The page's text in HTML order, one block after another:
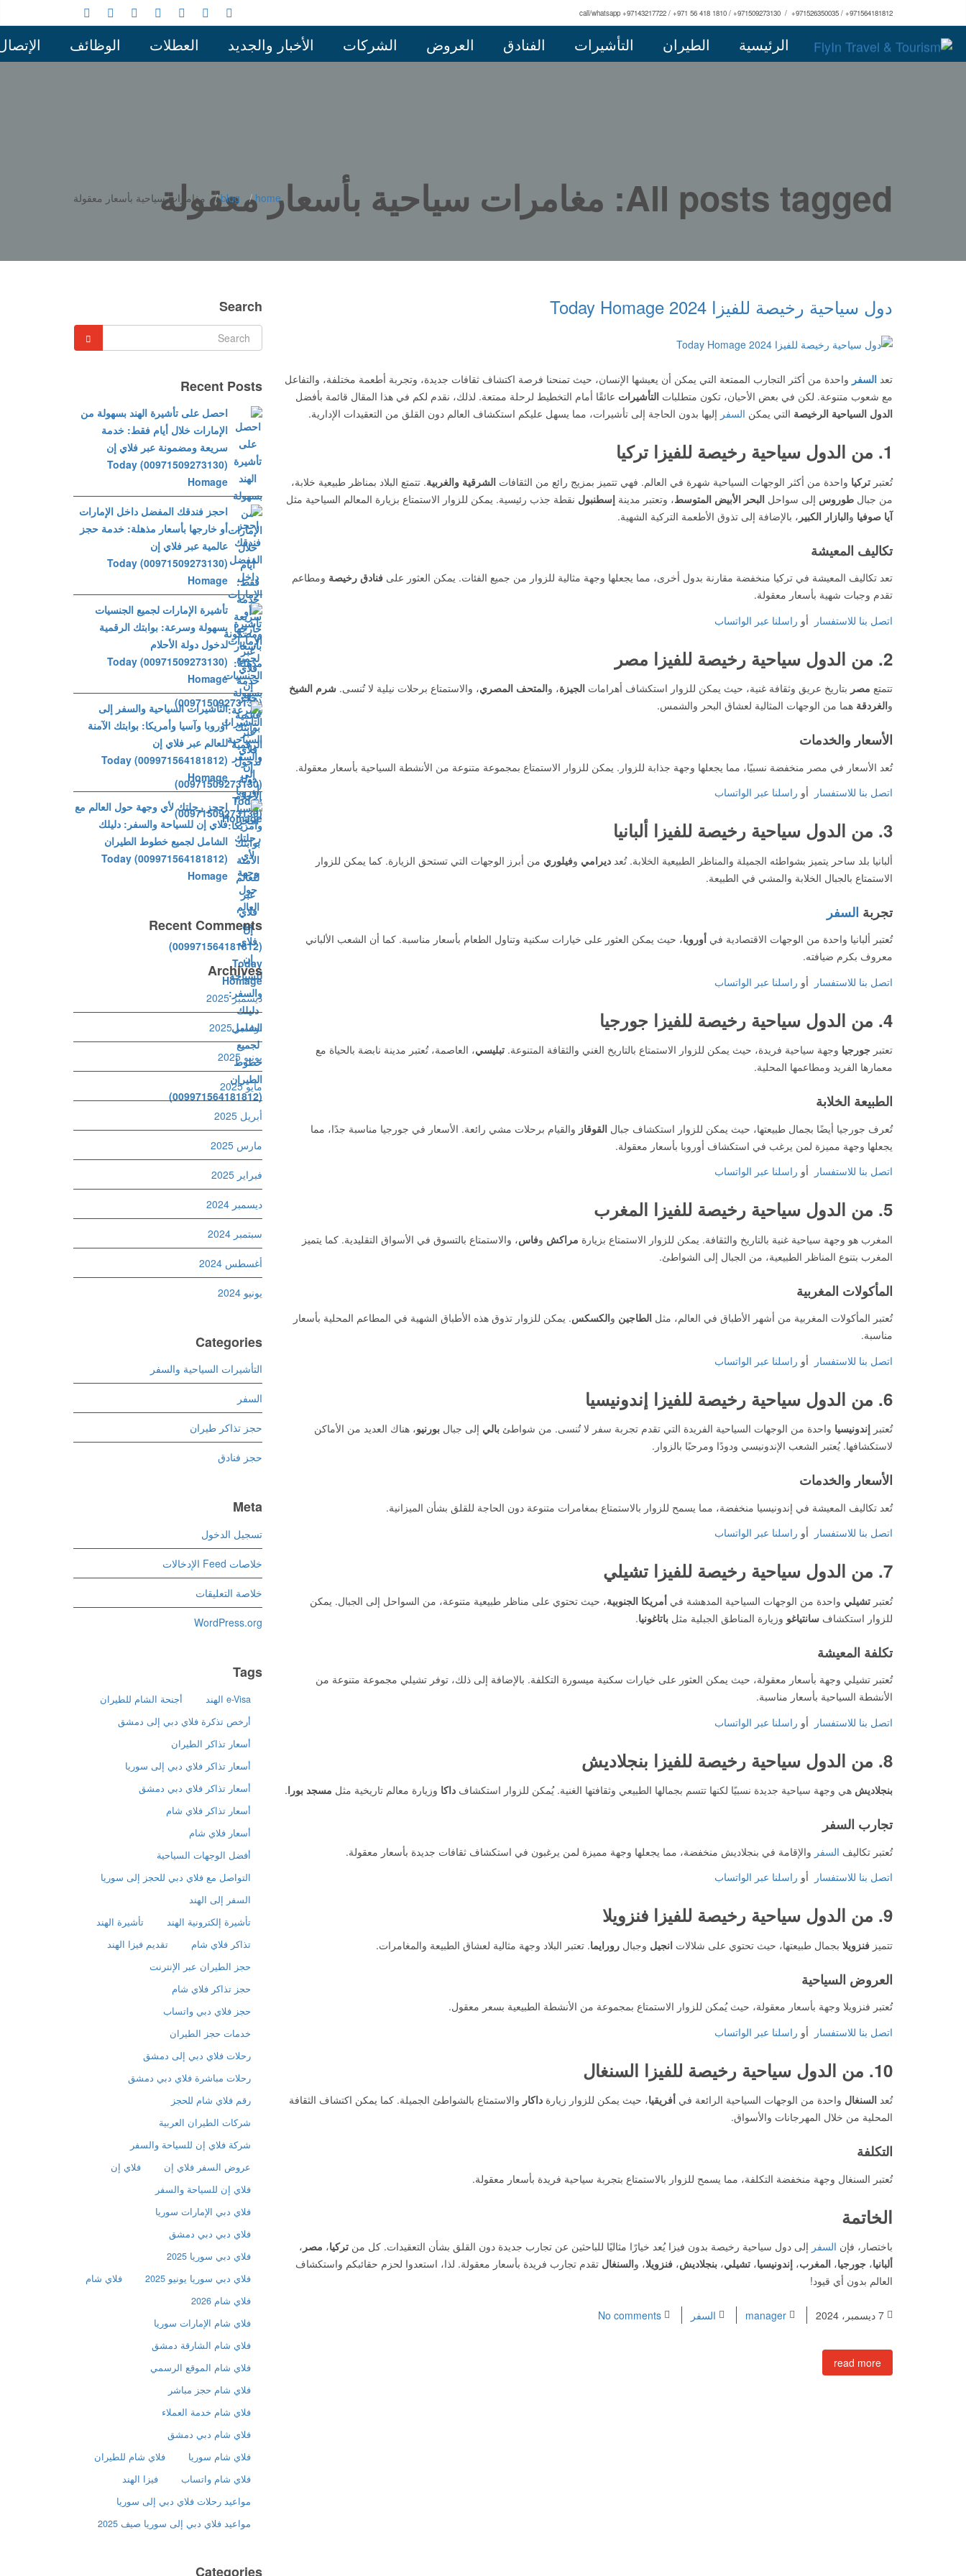
call/whatsapp +97143217722 / +971 56 418 1810 / +971509273130 / +971526350035 / +971564181812
الرئيسية الطيران التأشيرات الفنادق العروض الشركات الأخبار والجديد العطلات الوظائف
All posts tagged: مغامرات سياحية بأسعار معقولة home
blog مغامرات سياحية بأسعار معقولة
دول سياحية رخيصة للفيزا 2024 Today Homage
تعد السفر واحدة من أكثر التجارب الممتعة التي يمكن أن يعيشها الإنسان، حيث تمنحنا فرصة اكتشاف ثقافات جديدة، وتجربة أطعمة مختلفة، والتفاعل
مع شعوب متنوعة. لكن في بعض الأحيان، تكون متطلبات التأشيرات عائقًا أمام التخطيط لرحلة ممتعة. لذلك، نقدم لكم في هذا المقال قائمة بأفضل
الدول السياحية الرخيصة التي يمكن السفر إليها بدون الحاجة إلى تأشيرات، مما يسهل عليكم استكشاف العالم دون القلق من التعقيدات الإدارية.
1. من الدول سياحية رخيصة للفيزا تركيا
تُعتبر تركيا واحدة من أكثر الوجهات السياحية شهرة في العالم. فهي تتميز بمزيج رائع من الثقافات الشرقية والغربية. تتمتع البلاد بمناظر طبيعية خلابة،
من جبال طوروس إلى سواحل البحر الأبيض المتوسط، وتعتبر مدينة إسطنبول نقطة جذب رئيسية. يمكن للزوار الاستمتاع بزيارة المعالم السياحية مثل
آيا صوفيا والبازار الكبير ، بالإضافة إلى تذوق الأطعمة التركية الشهية.
تكاليف المعيشة
تعد تكاليف المعيشة في تركيا منخفضة مقارنة بدول أخرى، مما يجعلها وجهة مثالية للزوار من جميع الفئات. يمكن العثور على فنادق رخيصة ومطاعم
تقدم وجبات شهية بأسعار معقولة.
اتصل بنا للاستفسار
أو راسلنا عبر الواتساب
2. من الدول سياحية رخيصة للفيزا مصر
تتمتع مصر بتاريخ عريق وثقافة غنية، حيث يمكن للزوار استكشاف أهرامات الجيزة، والمتحف المصري، والاستمتاع برحلات نيلية لا تُنسى. شرم الشيخ
والغردقة هما من الوجهات المثالية لعشاق البحر والشمس.
الأسعار والخدمات
تُعد الأسعار في مصر منخفضة نسبيًا، مما يجعلها وجهة جذابة للزوار. يمكن للزوار الاستمتاع بمجموعة متنوعة من الأنشطة السياحية بأسعار معقولة.
اتصل بنا للاستفسار
أو راسلنا عبر الواتساب
3. من الدول سياحية رخيصة للفيزا ألبانيا
ألبانيا بلد ساحر يتميز بشواطئه الجميلة والمناظر الطبيعية الخلابة. تُعد ديرامي وفيلوري من أبرز الوجهات التي تستحق الزيارة. كما يمكن للزوار
الاستمتاع بالجبال الخلابة والمشي في الطبيعة.
تجربة السفر
تُعتبر ألبانيا واحدة من الوجهات الاقتصادية في أوروبا، حيث يمكن العثور على خيارات سكنية وتناول الطعام بأسعار مناسبة. كما أن الشعب الألباني
معروف بكرم ضيافته.
اتصل بنا للاستفسار
أو راسلنا عبر الواتساب
4. من الدول سياحية رخيصة للفيزا جورجيا
تعتبر جورجيا وجهة سياحية فريدة، حيث يمكن للزوار الاستمتاع بالتاريخ الغني والثقافة المتنوعة. تبليسي، العاصمة، تُعتبر مدينة نابضة بالحياة مع
معمارها الفريد ومطاعمها المحلية.
الطبيعة الخلابة
تُعرف جورجيا أيضًا بجمال طبيعتها، حيث يمكن للزوار استكشاف جبال القوقاز والقيام برحلات مشي رائعة. الأسعار في جورجيا مناسبة جدًا، مما
يجعلها وجهة مميزة لمن يرغب في استكشاف أوروبا بأسعار معقولة.
اتصل بنا للاستفسار
أو راسلنا عبر الواتساب
5. من الدول سياحية رخيصة للفيزا المغرب
المغرب هو وجهة سياحية غنية بالتاريخ والثقافة. يمكن للزوار الاستمتاع بزيارة مراكش وفاس، والاستمتاع بالتسوق في الأسواق التقليدية. كما يتميز
المغرب بتنوع المناظر الطبيعية، من الجبال إلى الشواطئ.
المأكولات المغربية
تُعتبر المأكولات المغربية من أشهر الأطباق في العالم، مثل الطاجين والكسكس. يمكن للزوار تذوق هذه الأطباق الشهية في المطاعم المحلية بأسعار
مناسبة.
اتصل بنا للاستفسار
أو راسلنا عبر الواتساب
6. من الدول سياحية رخيصة للفيزا إندونيسيا
تُعتبر إندونيسيا واحدة من الوجهات السياحية الفريدة التي تقدم تجربة سفر لا تُنسى. من شواطئ بالي إلى جبال بورنيو، هناك العديد من الأماكن
لاستكشافها. يُعتبر الشعب الإندونيسي ودودًا ومرحبًا بالزوار.
الأسعار والخدمات
تُعد تكاليف المعيشة في إندونيسيا منخفضة، مما يسمح للزوار بالاستمتاع بمغامرات متنوعة دون الحاجة للقلق بشأن الميزانية.
اتصل بنا للاستفسار
أو راسلنا عبر الواتساب
7. من الدول سياحية رخيصة للفيزا تشيلي
تُعتبر تشيلي واحدة من الوجهات السياحية المدهشة في أمريكا الجنوبية، حيث تحتوي على مناظر طبيعية متنوعة، من السواحل إلى الجبال. يمكن
للزوار استكشاف سانتياغو وزيارة المناطق الجبلية مثل باتاغونيا.
تكلفة المعيشة
تُعتبر تشيلي وجهة بأسعار معقولة، حيث يمكن العثور على خيارات سكنية ميسورة التكلفة. بالإضافة إلى ذلك، توفر تشيلي مجموعة متنوعة من
الأنشطة السياحية بأسعار مناسبة.
اتصل بنا للاستفسار
أو راسلنا عبر الواتساب
8. من الدول سياحية رخيصة للفيزا بنجلاديش
بنجلاديش هي وجهة سياحية جديدة نسبيًا لكنها تتسم بجمالها الطبيعي وثقافتها الغنية. يُمكن للزوار استكشاف داكا وزيارة معالم تاريخية مثل مسجد بورا.
تجارب السفر
تُعتبر تكاليف السفر والإقامة في بنجلاديش منخفضة، مما يجعلها وجهة مميزة لمن يرغبون في استكشاف ثقافات جديدة بأسعار معقولة.
اتصل بنا للاستفسار
أو راسلنا عبر الواتساب
9. من الدول سياحية رخيصة للفيزا فنزويلا
تتميز فنزويلا بجمال طبيعتها، حيث تحتوي على شلالات انجيل وجبال رورايما. تعتبر البلاد وجهة مثالية لعشاق الطبيعة والمغامرات.
العروض السياحية
تُعتبر فنزويلا وجهة بأسعار معقولة، حيث يُمكن للزوار الاستمتاع بمجموعة من الأنشطة الطبيعية بسعر معقول.
اتصل بنا للاستفسار
أو راسلنا عبر الواتساب
10. من الدول سياحية رخيصة للفيزا السنغال
تُعد السنغال واحدة من الوجهات السياحية الرائعة في أفريقيا، حيث يمكن للزوار زيارة داكار والاستمتاع بالشواطئ الجميلة. كما يمكن اكتشاف الثقافة
المحلية من خلال المهرجانات والأسواق.
التكلفة
تُعتبر السنغال وجهة منخفضة التكلفة، مما يسمح للزوار بالاستمتاع بتجربة سياحية فريدة بأسعار معقولة.
الخاتمة
باختصار، فإن السفر إلى دول سياحية رخيصة بدون فيزا يُعد خيارًا مثاليًا للباحثين عن تجارب جديدة دون القلق بشأن التعقيدات. كل من تركيا، مصر ،
ألبانيا، جورجيا، المغرب، إندونيسيا، تشيلي، بنجلاديش، فنزويلا، والسنغال تقدم تجارب فريدة بأسعار معقولة. لذا، استعدوا لحزم حقائبكم واستكشاف
العالم بدون أي قيود!
manager السفر No comments
read more
Search
Recent Posts
احصل على تأشيرة الهند بسهولة من
الإمارات خلال أيام فقط: خدمة
سريعة ومضمونة عبر فلاي إن
(00971509273130) Today
Homage
احجز فندقك المفضل داخل الإمارات
أو خارجها بأسعار مذهلة: خدمة حجز
عالمية عبر فلاي إن
(00971509273130) Today
Homage
تأشيرة الإمارات لجميع الجنسيات
بسهولة وسرعة: بوابتك الرقمية
لدخول دولة الأحلام
(00971509273130) Today
Homage
التأشيرات السياحية والسفر إلى
أوروبا وآسيا وأمريكا: بوابتك الآمنة
للعالم عبر فلاي إن
(009971564181812) Today
Homage
احجز رحلتك لأي وجهة حول العالم مع
فلاي إن للسياحة والسفر: دليلك
الشامل لجميع خطوط الطيران
(009971564181812) Today
Homage
Recent Comments
Archives
ديسمبر 2025
نوفمبر 2025
يونيو 2025
مايو 2025
أبريل 2025
مارس 2025
فبراير 2025
ديسمبر 2024
سبتمبر 2024
أغسطس 2024
يونيو 2024
Categories
التأشيرات السياحية والسفر
السفر
حجز تذاكر طيران
حجز فنادق
Meta
تسجيل الدخول
خلاصات Feed الإدخالات
خلاصة التعليقات
WordPress.org
Tags
e-Visa الهند
أجنحة الشام للطيران
أرخص تذكرة فلاي دبي إلى دمشق
أسعار تذاكر الطيران
أسعار تذاكر فلاي دبي إلى سوريا
أسعار تذاكر فلاي دبي دمشق
أسعار تذاكر فلاي شام
أسعار فلاي شام
أفضل الوجهات السياحية
التواصل مع فلاي دبي للحجز إلى سوريا
السفر إلى الهند
تأشيرة إلكترونية الهند
تأشيرة الهند
تذاكر فلاي شام
تقديم فيزا الهند
حجز الطيران عبر الإنترنت
حجز تذاكر فلاي شام
حجز فلاي دبي واتساب
خدمات حجز الطيران
رحلات فلاي دبي إلى دمشق
رحلات مباشرة فلاي دبي دمشق
رقم فلاي شام للحجز
شركات الطيران العربية
شركة فلاي إن للسياحة والسفر
عروض السفر فلاي إن
فلاي إن
فلاي إن للسياحة والسفر
فلاي دبي الإمارات سوريا
فلاي دبي دبي دمشق
فلاي دبي سوريا 2025
فلاي دبي سوريا يونيو 2025
فلاي شام
فلاي شام 2026
فلاي شام الإمارات سوريا
فلاي شام الشارقة دمشق
فلاي شام الموقع الرسمي
فلاي شام حجز مباشر
فلاي شام خدمة العملاء
فلاي شام دبي دمشق
فلاي شام سوريا
فلاي شام للطيران
فلاي شام واتساب
فيزا الهند
مواعيد رحلات فلاي دبي إلى سوريا
مواعيد فلاي دبي إلى سوريا صيف 2025
Categories